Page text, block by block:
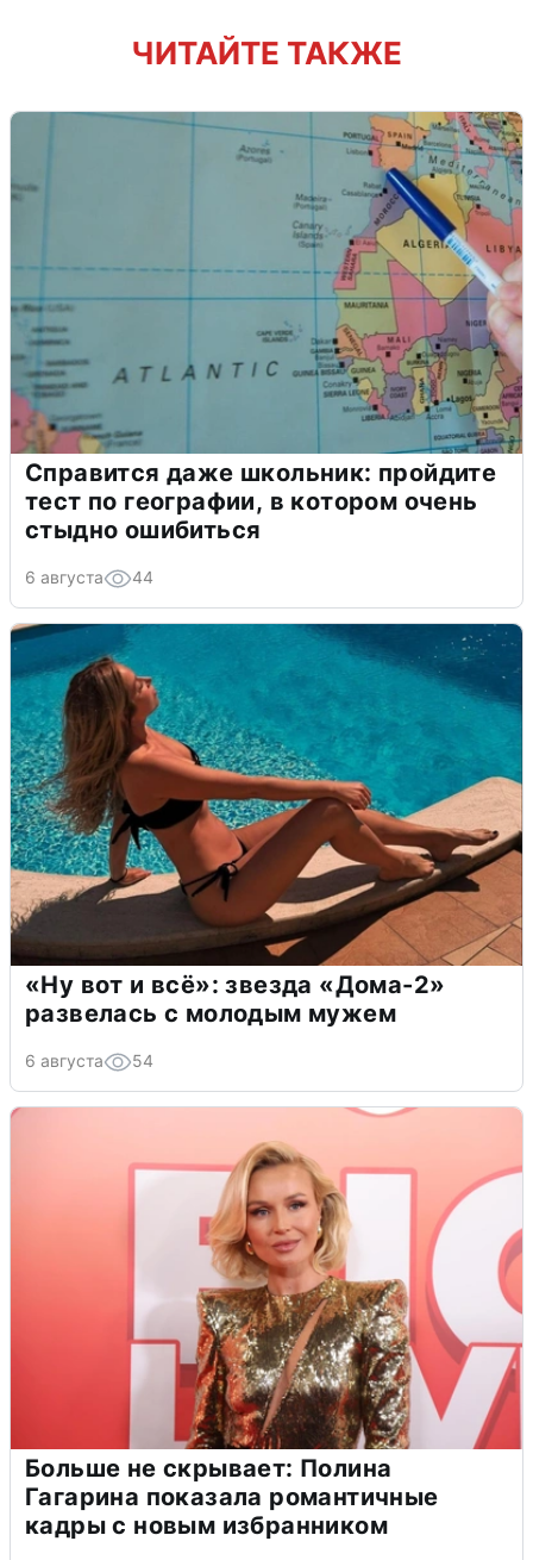
ЧИТАЙТЕ ТАКЖЕ
Справится даже школьник: пройдите
тест по географии, в котором очень
стыдно ошибиться
6 августа 44
«Ну вот и всё»: звезда «Дома-2»
развелась с молодым мужем
6 августа 54
Больше не скрывает: Полина
Гагарина показала романтичные
кадры с новым избранником